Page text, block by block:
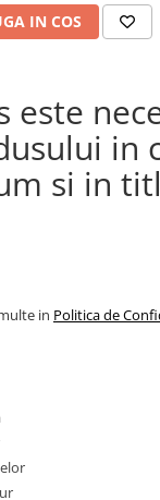
IN COS
este
in
si in
in Politica de